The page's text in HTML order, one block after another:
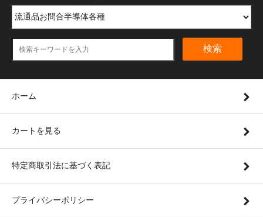
検索
ホーム
カートを見る
特定商取引法に基づく表記
プライバシーポリシー